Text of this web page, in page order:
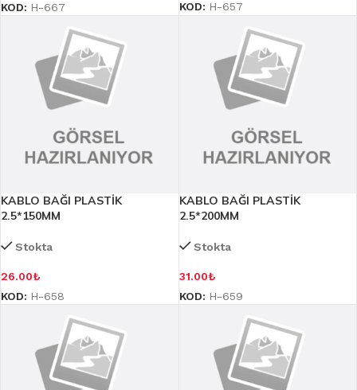
KOD: H-667
KOD: H-657
KABLO BAĞI PLASTİK
2.5*150MM
Stokta
26.00₺
KOD: H-658
KABLO BAĞI PLASTİK
2.5*200MM
Stokta
31.00₺
KOD: H-659